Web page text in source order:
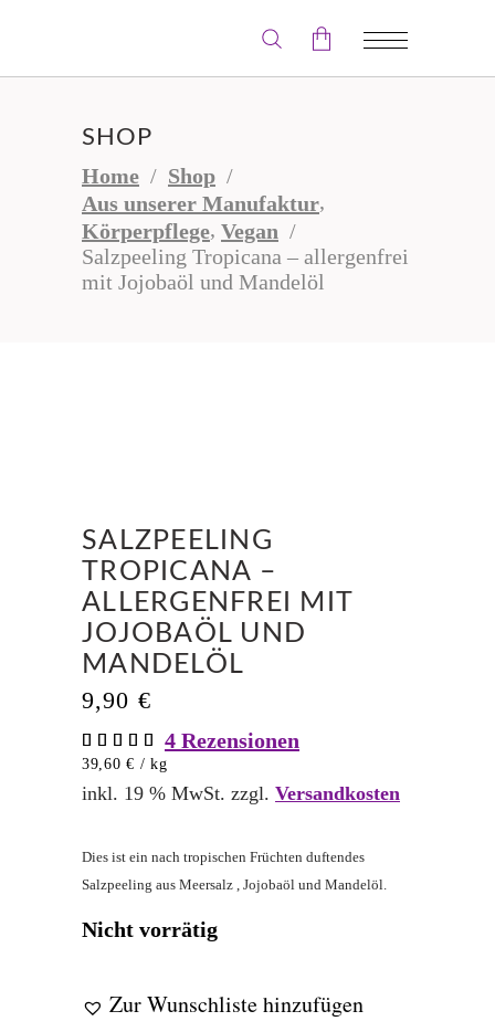
Der Warenkorb ist leer.
SHOP
Home / Shop /
Aus unserer Manufaktur,
Körperpflege, Vegan /
Salzpeeling Tropicana – allergenfrei
mit Jojobaöl und Mandelöl
SALZPEELING
TROPICANA –
ALLERGENFREI MIT
JOJOBAÖL UND
MANDELÖL
9,90 €
Bewertet
mit
5.00
von 5,
4
4 Rezensionen
39,60€ /kg
inkl. 19 % MwSt. zzgl. Versandkosten
Dies ist ein nach tropischen Früchten duftendes
Salzpeeling aus Meersalz , Jojobaöl und Mandelöl.
Nicht vorrätig
Zur Wunschliste hinzufügen